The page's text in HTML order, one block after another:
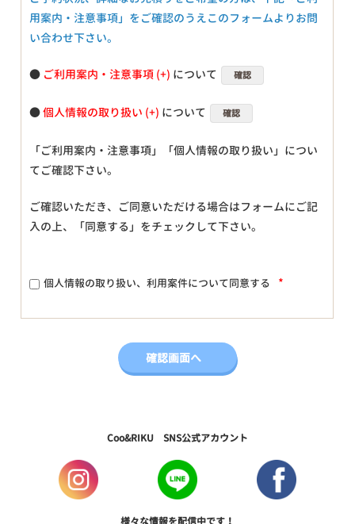
用案内・注意事項」をご確認のうえこのフォームよりお問
い合わせ下さい。
● ご利用案内・注意事項 について 確認
●個人情報の取り扱い について 確認
「ご利用案内・注意事項」「個人情報の取り扱い」につい
てご確認下さい。
ご確認いただき、ご同意いただける場合はフォームにご記
入の上、「同意する」をチェックして下さい。
個人情報の取り扱い、利用案件について同意する *
Coo&RIKU SNS公式アカウント
様々な情報を配信中です！